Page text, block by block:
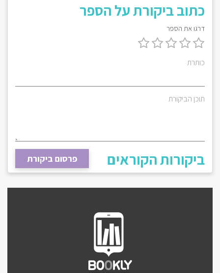
כתוב ביקורת על הספר
דרגו את הספר
כותרת
תוכן הביקורת
פרסום ביקורת ביקורות הקוראים